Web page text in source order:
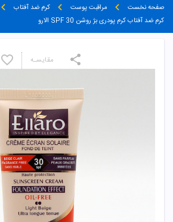
صفحه نخست مراقبت پوست کرم ضد آفتاب
کرم ضد آفتاب کرم پودری بژ روشن SPF 30 الارو
مقایسـه